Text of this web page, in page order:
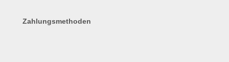
Zahlungsmethoden